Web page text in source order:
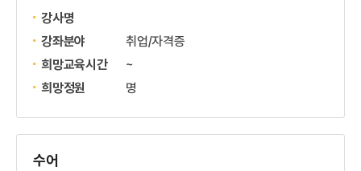
강사명
강좌분야
취업/자격증
희망교육시간
~
희망정원
명
수어